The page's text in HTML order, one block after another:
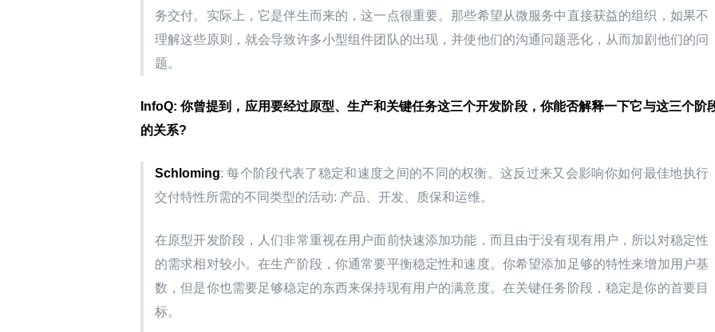
务交付。实际上，它是伴生而来的，这一点很重要。那些希望从微服务中直接获益的组织，如果不
理解这些原则，就会导致许多小型组件团队的出现，并使他们的沟通问题恶化，从而加剧他们的问
题。
InfoQ: 你曾提到，应用要经过原型、生产和关键任务这三个开发阶段，你能否解释一下它与这三个阶
的关系?
Schloming: 每个阶段代表了稳定和速度之间的不同的权衡。这反过来又会影响你如何最佳地执行
交付特性所需的不同类型的活动: 产品、开发、质保和运维。
在原型开发阶段，人们非常重视在用户面前快速添加功能，而且由于没有现有用户，所以对稳定性
的需求相对较小。在生产阶段，你通常要平衡稳定性和速度。你希望添加足够的特性来增加用户基
数，但是你也需要足够稳定的东西来保持现有用户的满意度。在关键任务阶段，稳定是你的首要目
标。